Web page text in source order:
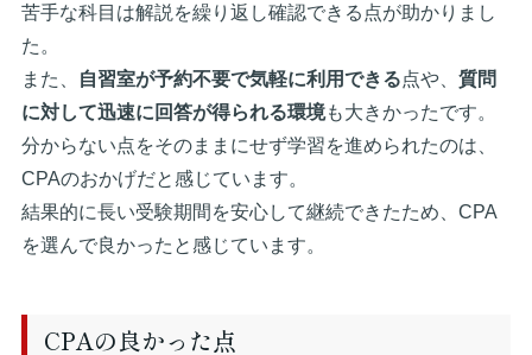
苦手な科目は解説を繰り返し確認できる点が助かりまし
た。
また、
自習室が予約不要で気軽に利用できる点や、 質問
に対して迅速に回答が得られる環境も大きかったです。
分からない点をそのままにせず学習を進められたのは、
CPAのおかげだと感じています。
結果的に長い受験期間を安心して継続できたため、CPA
を選んで良かったと感じています。
CPAの良かった点